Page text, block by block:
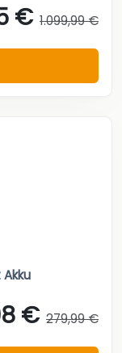
€ 1.099,99 €
€ 279,99 €